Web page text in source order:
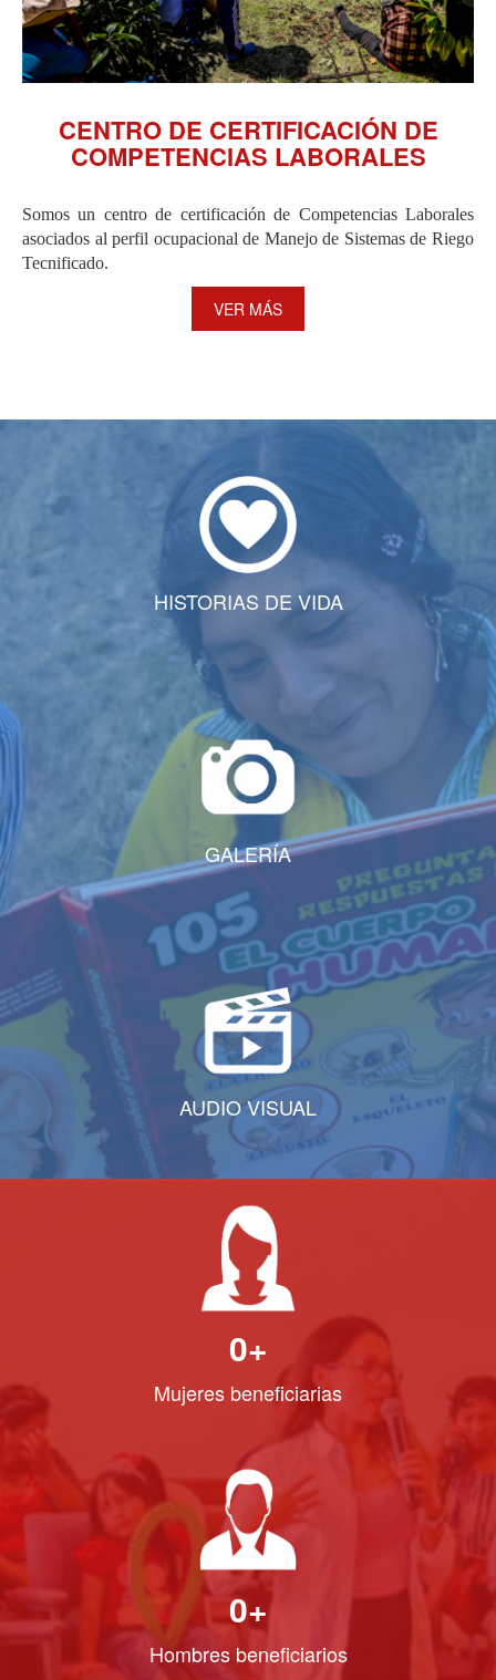
CENTRO DE CERTIFICACIÓN DE
COMPETENCIAS LABORALES
Somos un centro de certificación de Competencias Laborales
asociados al perfil ocupacional de Manejo de Sistemas de Riego
Tecnificado.
VER MÁS
HISTORIAS DE VIDA
GALERÍA
AUDIO VISUAL
0+
Mujeres beneficiarias
0+
Hombres beneficiarios